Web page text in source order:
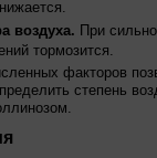
воздуха. При
тормозится.
факторов
степень